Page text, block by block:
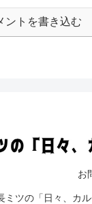
ントを書き込む
お
ツの「日々、カル